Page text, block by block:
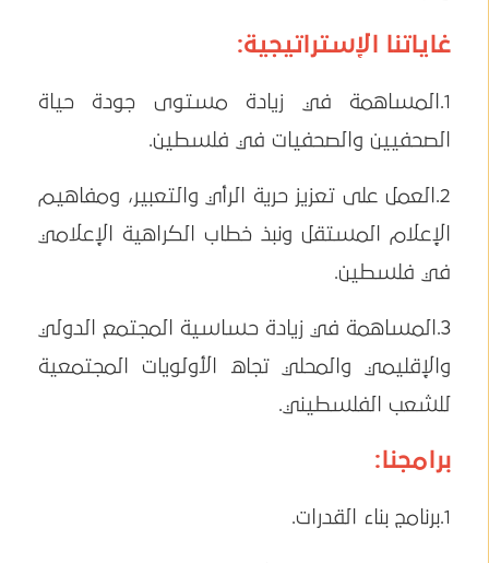
غاياتنا الإستراتيجية:
1.المساهمة في زيادة مستوى جودة حياة
الصحفيين والصحفيات في فلسطين.
2.العمل على تعزيز حرية الرأي والتعبير، ومفاهيم
الإعلام المستقل ونبذ خطاب الكراهية الإعلامي
في فلسطين.
3.المساهمة في زيادة حساسية المجتمع الدولي
والإقليمي والمحلي تجاه الأولويات المجتمعية
للشعب الفلسطيني.
برامجنا:
1.برنامج بناء القدرات.